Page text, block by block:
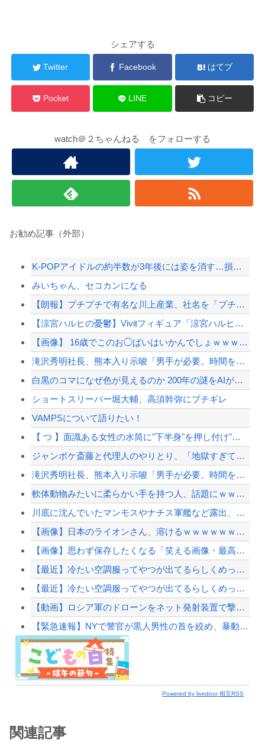
シェアする
Twitter Facebook はてブ
Pocket LINE コピー
watch＠２ちゃんねる をフォローする
お勧め記事（外部）
K-POPアイドルの約半数が3年後には姿を消す…損益分岐点突破は4％未満
みいちゃん、セコカンになる
【朗報】プチプチで有名な川上産業、社名を「プチプチ株式会社」に変更ｗｗｗｗｗ
【涼宮ハルヒの憂鬱】Vivitフィギュア「涼宮ハルヒ」プライズフィギュア【彩色原型公...
【画像】 16歳でこのお◯ぱいはいかんでしょｗｗｗwｗｗｗｗｗｗｗｗ❤
滝沢秀明社長、熊本入り示唆「男手が必要。時間を見つけて行きたい」
白黒のコマになぜ色が見えるのか 200年の謎をAIが解明！
ショートスリーパー堀大輔、高須幹弥にブチギレ
VAMPSについて語りたい！
【 つ 】面識ある女性の水筒に"下半身"を押し付け"使用不能"にした疑い 66歳男を...
ジャンポケ斎藤と代理人のやりとり、「地獄すぎて完全にコントになってる……」と衝撃を受...
滝沢秀明社長、熊本入り示唆「男手が必要。時間を見つけて行きたい」
軟体動物みたいに柔らかい手を持つ人、話題にｗｗｗｗ「脳が理解を拒む」「ミギー」
川底に沈んでいたマンモスやナチス軍艦など露出、熱波でドナウ川が歴史的渇水！
【画像】日本のライオンさん、溶けるｗｗｗｗｗｗｗｗｗｗｗｗｗｗ
【画像】思わず保存したくなる「笑える画像・最高な画像」貼っていけｗｗｗｗｗ
【最近】冷たい空調服ってやつが出てるらしくめっちゃ欲しい
【最近】冷たい空調服ってやつが出てるらしくめっちゃ欲しい
【動画】ロシア軍のドローンをネット発射装置で撃墜するウクライナ。
【緊急速報】NYで警官が黒人男性の首を絞め、暴動第二波不可避へ
Powered by livedoor 相互RSS
関連記事